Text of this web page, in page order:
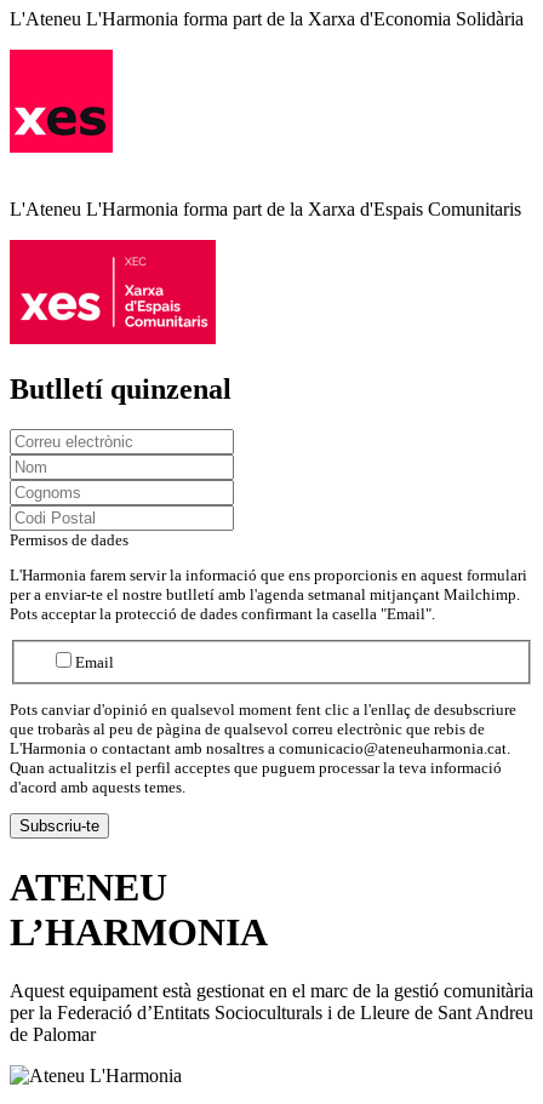
L'Ateneu L'Harmonia forma part de la Xarxa d'Economia Solidària
L'Ateneu L'Harmonia forma part de la Xarxa d'Espais Comunitaris
Butlletí quinzenal
Permisos de dades
L'Harmonia farem servir la informació que ens proporcionis en aquest formulari
per a enviar-te el nostre butlletí amb l'agenda setmanal mitjançant Mailchimp.
Pots acceptar la protecció de dades confirmant la casella "Email".
Email
Pots canviar d'opinió en qualsevol moment fent clic a l'enllaç de desubscriure
que trobaràs al peu de pàgina de qualsevol correu electrònic que rebis de
L'Harmonia o contactant amb nosaltres a comunicacio@ateneuharmonia.cat.
Quan actualitzis el perfil acceptes que puguem processar la teva informació
d'acord amb aquests temes.
ATENEU
L’HARMONIA
Aquest equipament està gestionat en el marc de la gestió comunitària
per la Federació d’Entitats Socioculturals i de Lleure de Sant Andreu
de Palomar